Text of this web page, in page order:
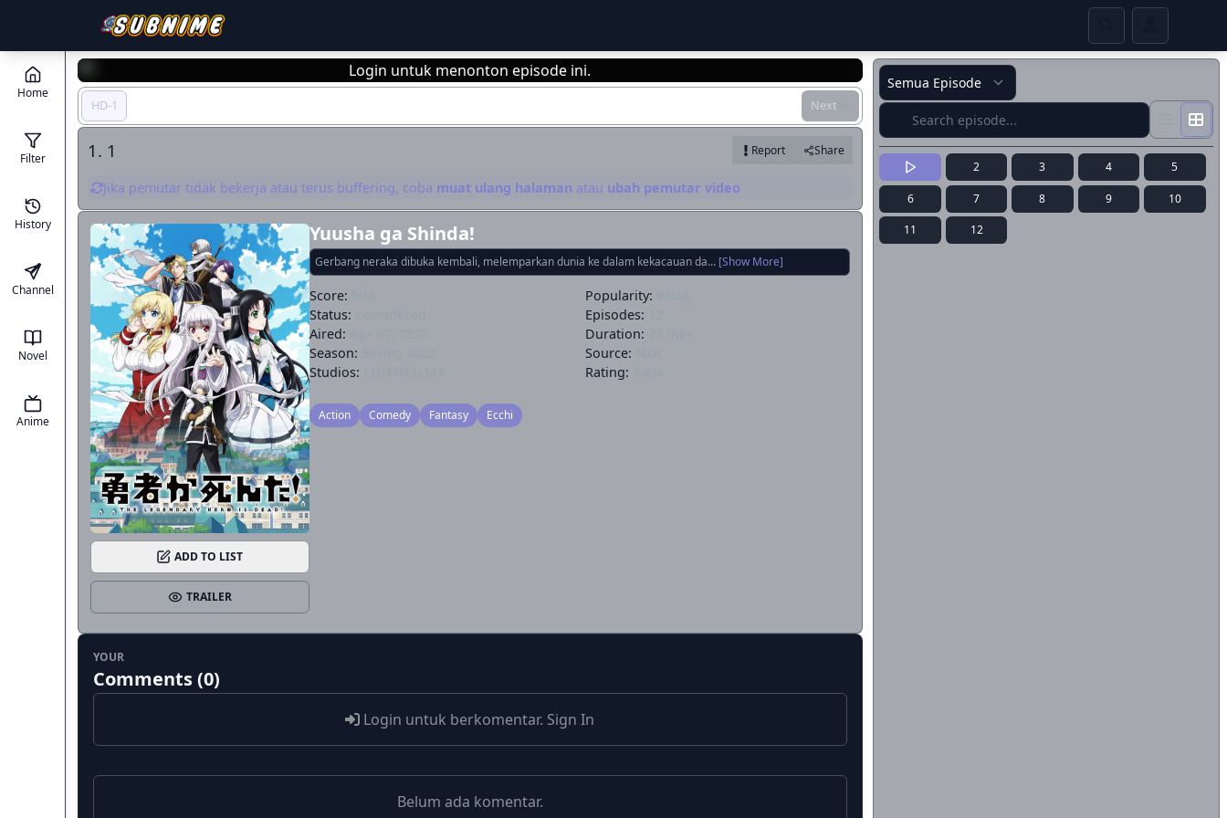
Home
Filter
History
Channel
Novel
Anime
Login untuk menonton episode ini.
HD-1 Next
1. 1 Report Share
Jika pemutar tidak bekerja atau terus buffering, coba muat ulang halaman atau ubah pemutar video
ADD TO LIST
TRAILER
Yuusha ga Shinda!
Gerbang neraka dibuka kembali, melemparkan dunia ke dalam kekacauan da... [Show More]
Score:
Status:
Aired:
Season:
Studios:
Popularity:
Episodes:
Duration:
Source:
Rating:
Action Comedy Fantasy Ecchi
YOUR
Comments (0)
Login untuk berkomentar. Sign In
Belum ada komentar.
2 3 4 5
6 7 8 9 10
11 12